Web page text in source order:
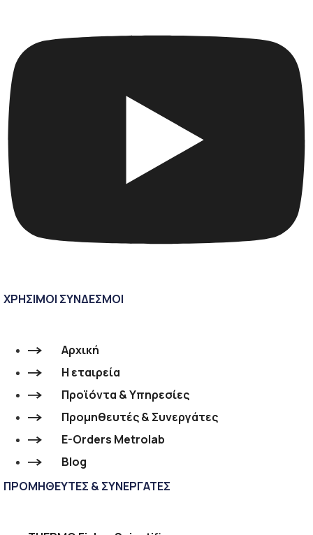
ΧΡΗΣΙΜΟΙ ΣΥΝΔΕΣΜΟΙ
Αρχική
Η εταιρεία
Προϊόντα & Υπηρεσίες
Προμηθευτές & Συνεργάτες
E-Orders Metrolab
Blog
ΠΡΟΜΗΘΕΥΤΕΣ & ΣΥΝΕΡΓΑΤΕΣ